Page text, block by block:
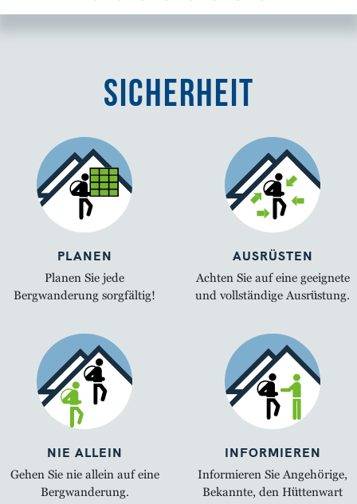
Sicherheit
PLANEN
Planen Sie jede
Bergwanderung sorgfältig!
AUSRÜSTEN
Achten Sie auf eine geeignete
und vollständige Ausrüstung.
NIE ALLEIN
Gehen Sie nie allein auf eine
Bergwanderung.
INFORMIEREN
Informieren Sie Angehörige,
Bekannte, den Hüttenwart